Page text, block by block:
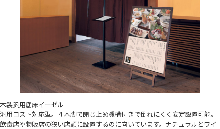
木製汎用底床イーゼル
汎用コスト対応型。４本脚で閉じ止め機構付きで倒れにくく安定設置可能。
飲食店や物販店の狭い店頭に設置するのに向いています。ナチュラルとワイ